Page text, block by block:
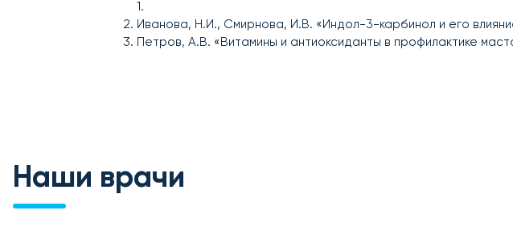
1.
Иванова, Н.И., Смирнова, И.В. «Индол-3-карбинол и его
Петров, А.В. «Витамины и антиоксиданты в профилактике
Наши врачи